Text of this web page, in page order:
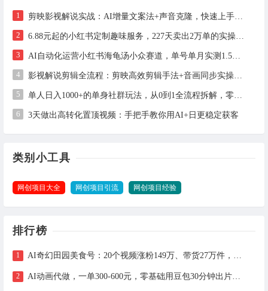
1 剪映影视解说实战：AI增量文案法+声音克隆，快速上手精选级解说
2 6.88元起的小红书定制趣味服务，227天卖出2万单的实操拆解
3 AI自动化运营小红书海龟汤小众赛道，单号单月实测1.5w+，多账号矩阵操作全解析
4 影视解说剪辑全流程：剪映高效剪辑手法+音画同步实操指南
5 单人日入1000+的单身社群玩法，从0到1全流程拆解，零基础也能照做
6 3天做出高转化置顶视频：手把手教你用AI+日更稳定获客
类别小工具
网创项目大全 网创项目引流 网创项目经验
排行榜